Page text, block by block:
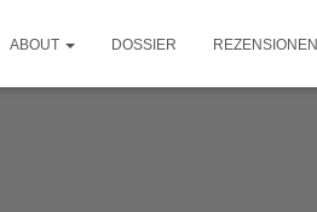
ABOUT DOSSIER REZENSIONEN